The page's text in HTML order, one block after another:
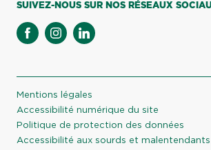
SUIVEZ-NOUS SUR NOS RÉSEAUX
facebookinstagramlinkedin
Mentions légales
Accessibilité numérique du site
Politique de protection des données
Accessibilité aux sourds et malentendants